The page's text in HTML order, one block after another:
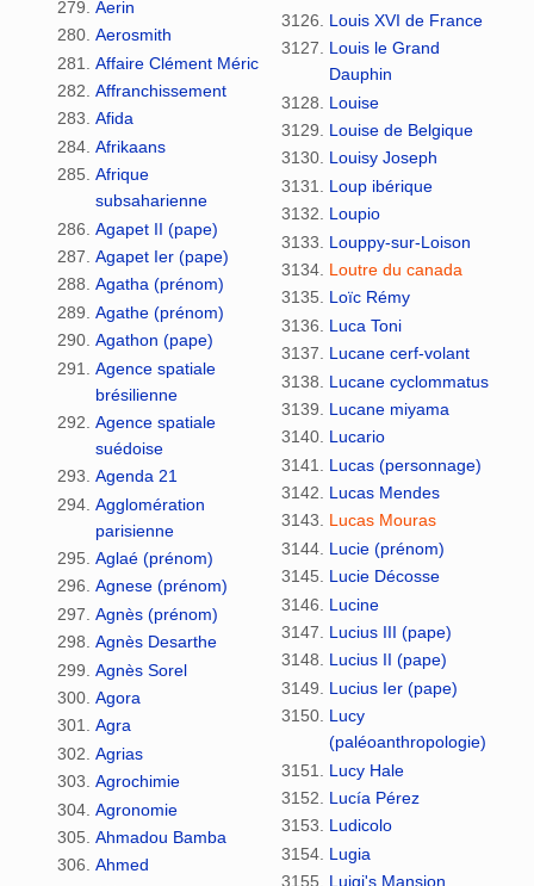
Aerin
Aerosmith
Affaire Clément Méric
Affranchissement
Afida
Afrikaans
Afrique
subsaharienne
Agapet II (pape)
Agapet Ier (pape)
Agatha (prénom)
Agathe (prénom)
Agathon (pape)
Agence spatiale
brésilienne
Agence spatiale
suédoise
Agenda 21
Agglomération
parisienne
Aglaé (prénom)
Agnese (prénom)
Agnès (prénom)
Agnès Desarthe
Agnès Sorel
Agora
Agra
Agrias
Agrochimie
Agronomie
Ahmadou Bamba
Ahmed
Louis XVI de France
Louis le Grand
Dauphin
Louise
Louise de Belgique
Louisy Joseph
Loup ibérique
Loupio
Louppy-sur-Loison
Loutre du canada
Loïc Rémy
Luca Toni
Lucane cerf-volant
Lucane cyclommatus
Lucane miyama
Lucario
Lucas (personnage)
Lucas Mendes
Lucas Mouras
Lucie (prénom)
Lucie Décosse
Lucine
Lucius III (pape)
Lucius II (pape)
Lucius Ier (pape)
Lucy
(paléoanthropologie)
Lucy Hale
Lucía Pérez
Ludicolo
Lugia
Luigi's Mansion